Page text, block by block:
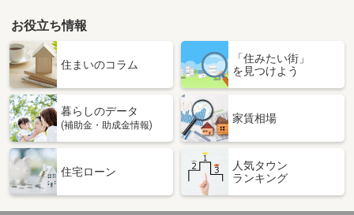
お役立ち情報
住まいのコラム
「住みたい街」
を見つけよう
暮らしのデータ
(補助金・助成金情報)
家賃相場
住宅ローン
人気タウン
ランキング